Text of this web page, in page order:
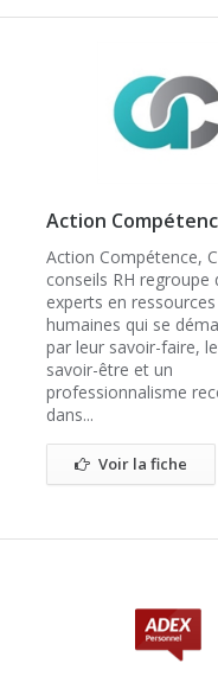
Action
Action Compétence,
conseils RH regroupe
experts en ressources
humaines qui se
par leur savoir-faire,
savoir-être et un
professionnalisme
dans...
Voir la fiche